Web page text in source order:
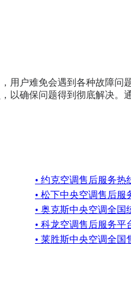
用户难免会遇到各种故障
确保问题得到彻底解决
• 约克空调售后服务热
• 松下中央空调售后服
• 奥克斯中央空调全国
• 科龙空调售后服务平
• 莱胜斯中央空调全